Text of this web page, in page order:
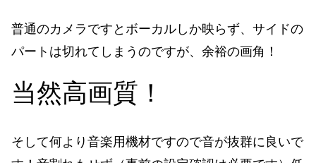
普通のカメラですとボーカルしか映らず、サイドの
パートは切れてしまうのですが、余裕の画角！
当然高画質！
そして何より音楽用機材ですので音が抜群に良いで